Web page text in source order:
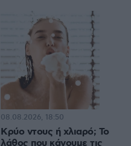
Κρύο ντους ή χλιαρό; Το
λάθος που κάνουμε τις
08.08.2026, 18:50